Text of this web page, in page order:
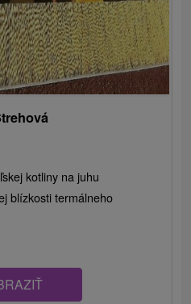
kotliny na juhu
blízkosti termálneho